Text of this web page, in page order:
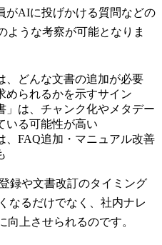
がAIに投げかける質問などの
ような考察が可能となりま
、どんな文書の追加が必要
められるかを示すサイン
」は、チャンク化やメタデー
いる可能性が高い
、FAQ追加・マニュアル改善
録や文書改訂のタイミング
なるだけでなく、社内ナレ
向上させられるのです。